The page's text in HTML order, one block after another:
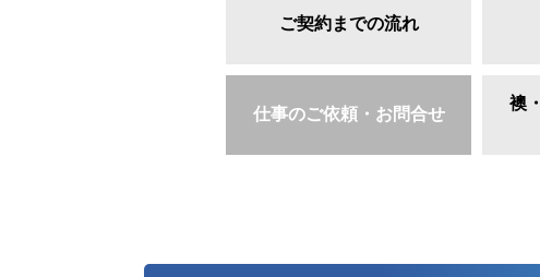
ご契約までの流れ
仕事のご依頼・お問合せ
襖